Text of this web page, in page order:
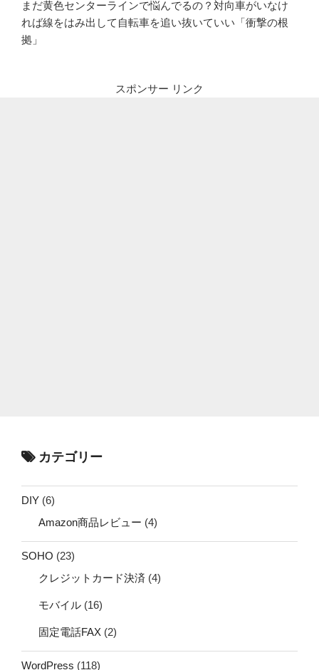
まだ黄色センターラインで悩んでるの？対向車がいなけ
れば線をはみ出して自転車を追い抜いていい「衝撃の根
拠」
スポンサー リンク
カテゴリー
DIY (6)
Amazon商品レビュー (4)
SOHO (23)
クレジットカード決済 (4)
モバイル (16)
固定電話FAX (2)
WordPress (118)